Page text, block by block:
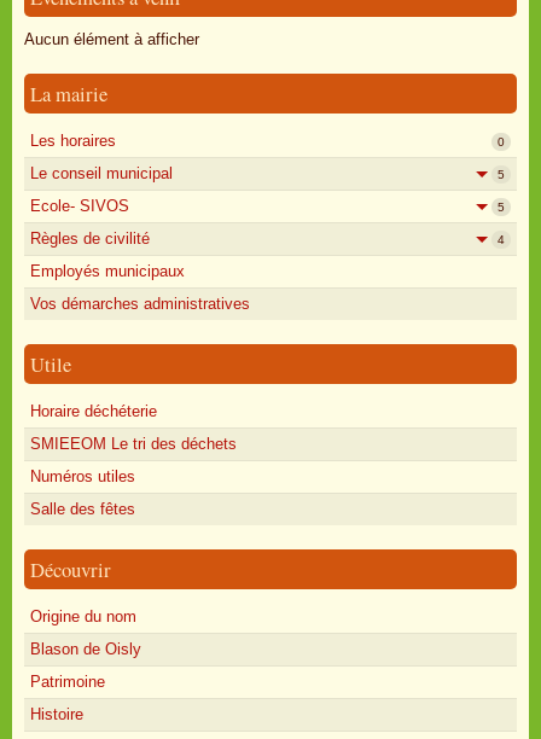
Oisly autrefois
Annonces
Aucun élément à afficher
La mairie
Les horaires 0
Le conseil municipal 5
Ecole- SIVOS 5
Règles de civilité 4
Employés municipaux
Vos démarches administratives
Utile
Horaire déchéterie
SMIEEOM Le tri des déchets
Numéros utiles
Salle des fêtes
Découvrir
Origine du nom
Blason de Oisly
Patrimoine
Histoire